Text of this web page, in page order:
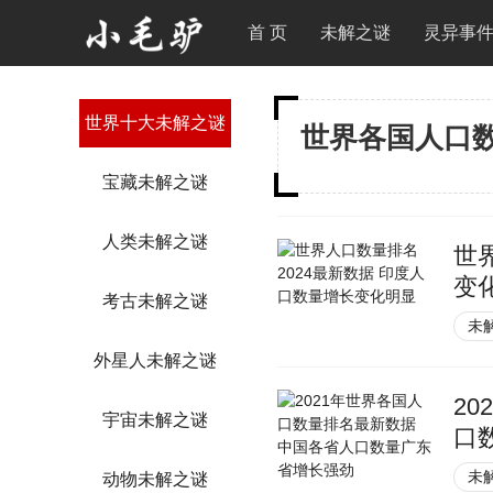
首 页 未解之谜 灵异事件
世界十大未解之谜
宝藏未解之谜
人类未解之谜
考古未解之谜
外星人未解之谜
宇宙未解之谜
动物未解之谜
世界各国人口
世
变
未
口
未